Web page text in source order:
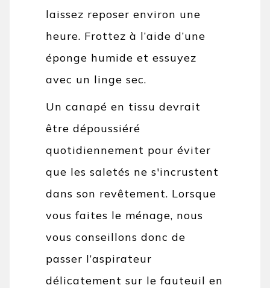
laissez reposer environ une
heure. Frottez à l’aide d’une
éponge humide et essuyez
avec un linge sec.
Un canapé en tissu devrait
être dépoussiéré
quotidiennement pour éviter
que les saletés ne s'incrustent
dans son revêtement. Lorsque
vous faites le ménage, nous
vous conseillons donc de
passer l’aspirateur
délicatement sur le fauteuil en